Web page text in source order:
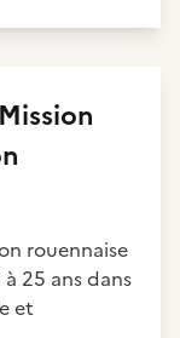
Mission
rouennaise
25 ans dans
et